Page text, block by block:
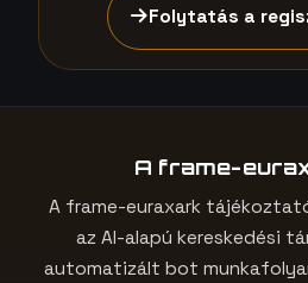
Folytatás a
A frame-
A frame-euraxark
az AI-alapú kereskedési
automatizált bot